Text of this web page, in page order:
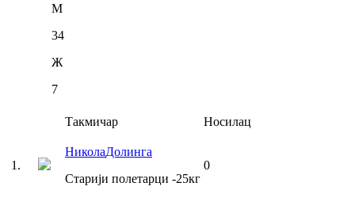
М
34
Ж
7
Такмичар Носилац
1 .
НиколаДолинга
Старији полетарци -25кг
0